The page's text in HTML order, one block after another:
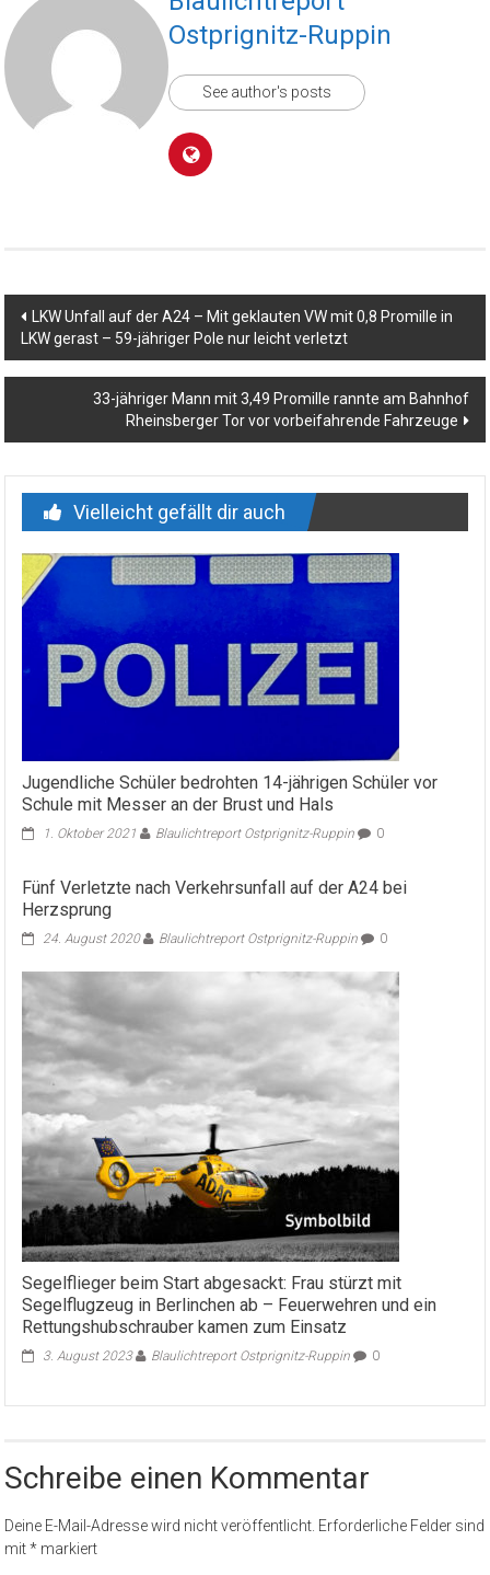
Ostprignitz-Ruppin
See author's posts
Beitragsnavigation
LKW Unfall auf der A24 – Mit geklauten VW mit 0,8 Promille in
LKW gerast – 59-jähriger Pole nur leicht verletzt
33-jähriger Mann mit 3,49 Promille rannte am Bahnhof
Rheinsberger Tor vor vorbeifahrende Fahrzeuge
Vielleicht gefällt dir auch
Jugendliche Schüler bedrohten 14-jährigen Schüler vor
Schule mit Messer an der Brust und Hals
1. Oktober 2021 Blaulichtreport Ostprignitz-Ruppin 0
Fünf Verletzte nach Verkehrsunfall auf der A24 bei
Herzsprung
24. August 2020 Blaulichtreport Ostprignitz-Ruppin 0
Segelflieger beim Start abgesackt: Frau stürzt mit
Segelflugzeug in Berlinchen ab – Feuerwehren und ein
Rettungshubschrauber kamen zum Einsatz
3. August 2023 Blaulichtreport Ostprignitz-Ruppin 0
Schreibe einen Kommentar
Deine E-Mail-Adresse wird nicht veröffentlicht. Erforderliche Felder sind
mit* markiert